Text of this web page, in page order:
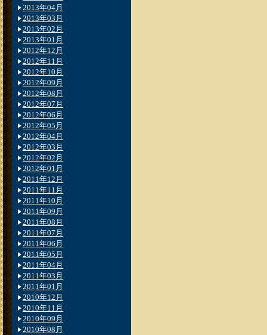
2013年04月
2013年03月
2013年02月
2013年01月
2012年12月
2012年11月
2012年10月
2012年09月
2012年08月
2012年07月
2012年06月
2012年05月
2012年04月
2012年03月
2012年02月
2012年01月
2011年12月
2011年11月
2011年10月
2011年09月
2011年08月
2011年07月
2011年06月
2011年05月
2011年04月
2011年03月
2011年01月
2010年12月
2010年11月
2010年09月
2010年08月